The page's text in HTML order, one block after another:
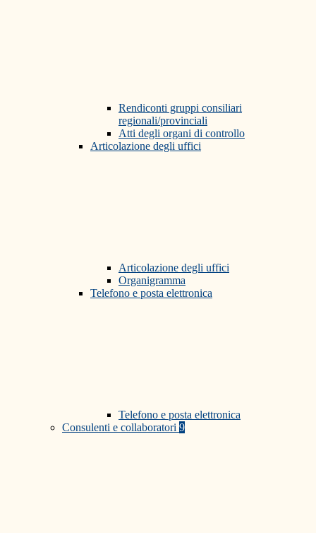
Rendiconti gruppi consiliari
regionali/provinciali
Atti degli organi di controllo
Articolazione degli uffici
Articolazione degli uffici
Organigramma
Telefono e posta elettronica
Telefono e posta elettronica
Consulenti e collaboratori 9